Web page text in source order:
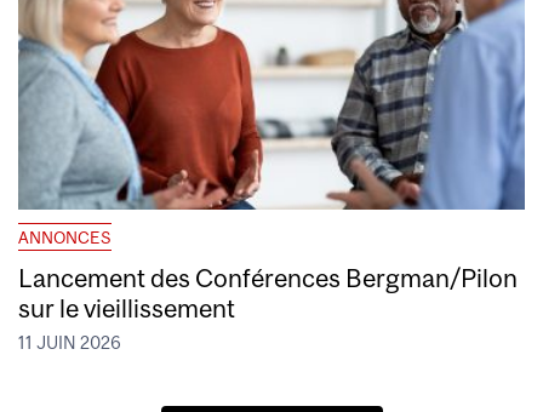
ANNONCES
Lancement des Conférences Bergman/Pilon
sur le vieillissement
11 JUIN 2026